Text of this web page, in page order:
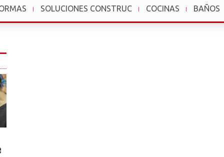
SOLUCIONES CONSTRUC COCINAS BAÑOS